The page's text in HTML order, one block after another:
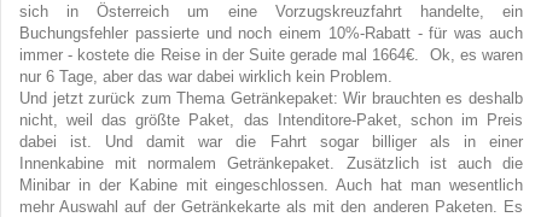
sich in Österreich um eine Vorzugskreuzfahrt handelte, ein
Buchungsfehler passierte und noch einem 10%-Rabatt - für was auch
immer - kostete die Reise in der Suite gerade mal 1664€. Ok, es waren
nur 6 Tage, aber das war dabei wirklich kein Problem.
Und jetzt zurück zum Thema Getränkepaket: Wir brauchten es deshalb
nicht, weil das größte Paket, das Intenditore-Paket, schon im Preis
dabei ist. Und damit war die Fahrt sogar billiger als in einer
Innenkabine mit normalem Getränkepaket. Zusätzlich ist auch die
Minibar in der Kabine mit eingeschlossen. Auch hat man wesentlich
mehr Auswahl auf der Getränkekarte als mit den anderen Paketen. Es